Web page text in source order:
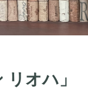
リオハ」